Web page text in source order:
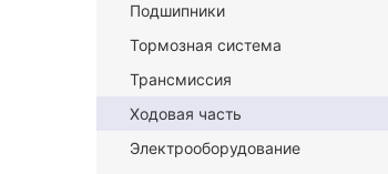
Подшипники
Тормозная система
Трансмиссия
Ходовая часть
Электрооборудование